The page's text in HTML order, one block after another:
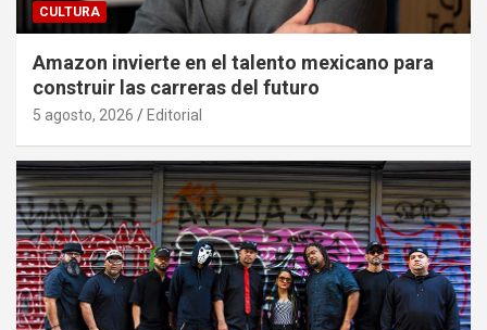
CULTURA
Amazon invierte en el talento mexicano para
construir las carreras del futuro
5 agosto, 2026 Editorial